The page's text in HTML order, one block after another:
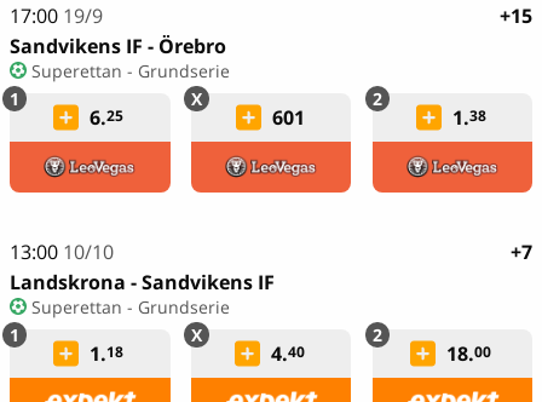
17:00 19/9
Sandvikens IF - Örebro
Superettan - Grundserie
6.25 601 1.38
+15
13:00 10/10
Landskrona - Sandvikens IF
Superettan - Grundserie
1.18 4.40 18.00
+7